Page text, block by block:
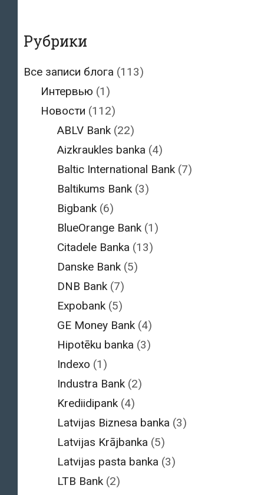
Рубрики
Все записи блога (113)
Интервью (1)
Новости (112)
ABLV Bank (22)
Aizkraukles banka (4)
Baltic International Bank (7)
Baltikums Bank (3)
Bigbank (6)
BlueOrange Bank (1)
Citadele Banka (13)
Danske Bank (5)
DNB Bank (7)
Expobank (5)
GE Money Bank (4)
Hipotēku banka (3)
Indexo (1)
Industra Bank (2)
Krediidipank (4)
Latvijas Biznesa banka (3)
Latvijas Krājbanka (5)
Latvijas pasta banka (3)
LTB Bank (2)